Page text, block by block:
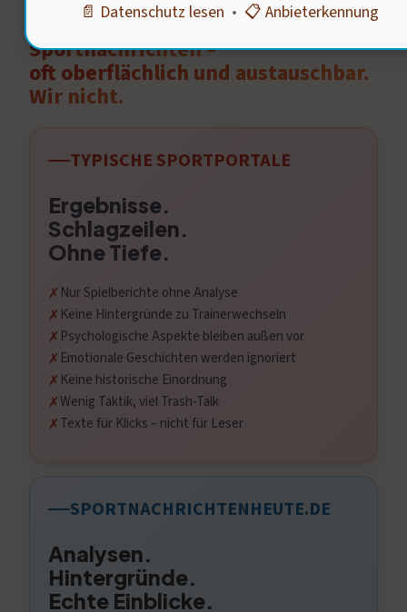
Das Internet ist voll von
Sportnachrichten –
oft oberflächlich und austauschbar.
Wir nicht.
TYPISCHE SPORTPORTALE
Ergebnisse.
Schlagzeilen.
Ohne Tiefe.
Nur Spielberichte ohne Analyse
Keine Hintergründe zu Trainerwechseln
Psychologische Aspekte bleiben außen vor
Emotionale Geschichten werden ignoriert
Keine historische Einordnung
Wenig Taktik, viel Trash-Talk
Texte für Klicks – nicht für Leser
SPORTNACHRICHTENHEUTE.DE
Analysen.
Hintergründe.
Echte Einblicke.
📄 Datenschutz lesen • 📋 Anbieterkennung